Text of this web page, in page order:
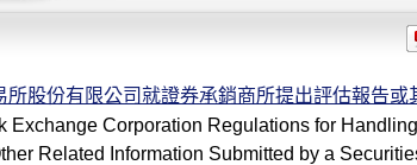
所股份有限公司就證券承銷商所提出評估報告或
Exchange Corporation Regulations for
Related Information Submitted by a